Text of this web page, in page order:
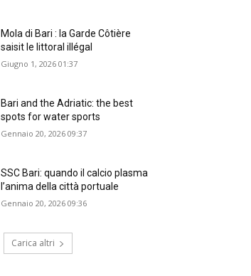
Mola di Bari : la Garde Côtière
saisit le littoral illégal
Giugno 1, 2026 01:37
Bari and the Adriatic: the best
spots for water sports
Gennaio 20, 2026 09:37
SSC Bari: quando il calcio plasma
l’anima della città portuale
Gennaio 20, 2026 09:36
Carica altri